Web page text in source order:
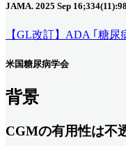
JAMA. 2025 Sep
【GL改訂】ADA ｢糖尿
米国糖尿病学会
背景
CGMの有用性は不